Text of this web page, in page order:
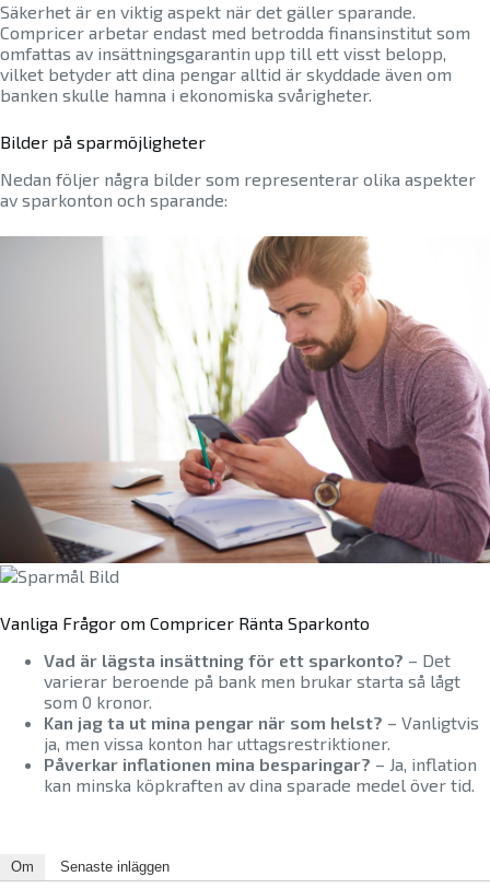
Säkerhet är en viktig aspekt när det gäller sparande.
Compricer arbetar endast med betrodda finansinstitut som
omfattas av insättningsgarantin upp till ett visst belopp,
vilket betyder att dina pengar alltid är skyddade även om
banken skulle hamna i ekonomiska svårigheter.
Bilder på sparmöjligheter
Nedan följer några bilder som representerar olika aspekter
av sparkonton och sparande:
Vanliga Frågor om Compricer Ränta Sparkonto
Vad är lägsta insättning för ett sparkonto? – Det
varierar beroende på bank men brukar starta så lågt
som 0 kronor.
Kan jag ta ut mina pengar när som helst? – Vanligtvis
ja, men vissa konton har uttagsrestriktioner.
Påverkar inflationen mina besparingar? – Ja, inflation
kan minska köpkraften av dina sparade medel över tid.
Om Senaste inläggen